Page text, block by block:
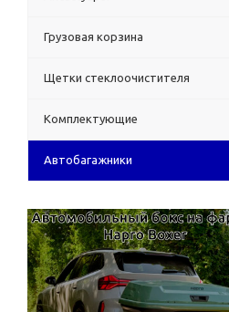
Грузовая корзина
Щетки стеклоочистителя
Комплектующие
Автобагажники